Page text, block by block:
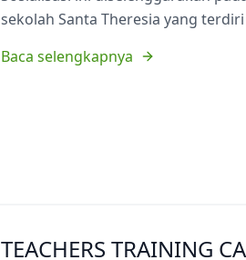
sekolah Santa Theresia yang
Baca selengkapnya
TEACHERS TRAINING